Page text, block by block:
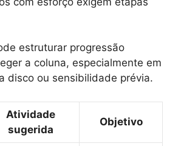
estruturar progressão
a coluna, especialmente em
disco ou sensibilidade prévia.
Atividade
sugerida
Objetivo